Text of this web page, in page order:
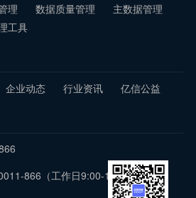
理 数据质量管理
主数据管理
工具
企业动态 行业资讯 亿信公益
866 （工作日9:00-18:00）